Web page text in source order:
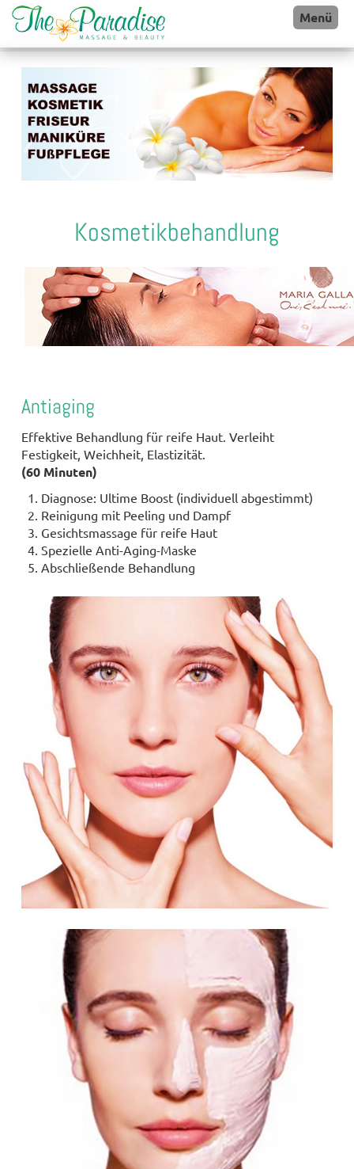
Menü
Kosmetikbehandlung
Antiaging
Effektive Behandlung für reife Haut. Verleiht
Festigkeit, Weichheit, Elastizität.
(60 Minuten)
Diagnose: Ultime Boost (individuell abgestimmt)
Reinigung mit Peeling und Dampf
Gesichtsmassage für reife Haut
Spezielle Anti-Aging-Maske
Abschließende Behandlung